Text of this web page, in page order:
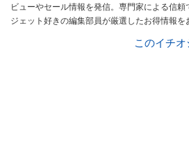
ビューやセール情報を発信。専門家による信
ジェット好きの編集部員が厳選したお得情報を
このイチ